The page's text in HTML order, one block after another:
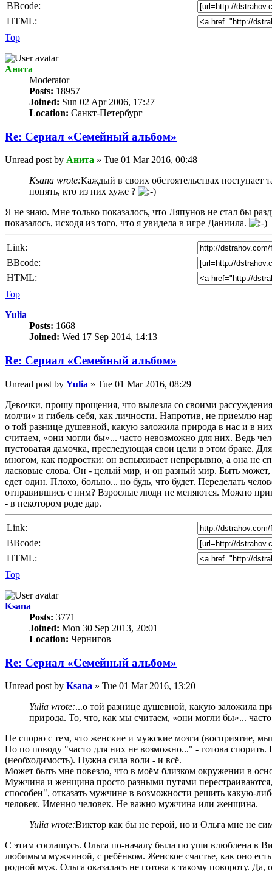
BBcode:
HTML:
Top
Анита
Мoderator
Posts: 18957
Joined: Sun 02 Apr 2006, 17:27
Location: Санкт-Петербург
Re: Сериал «Семейный альбом»
Unread post by Анита » Tue 01 Mar 2016, 00:48
Ksana wrote:Каждый в своих обстоятельствах
понять, кто из них хуже ?
Я не знаю. Мне только показалось, что Ляпунов не стал бы
показалось, исходя из того, что я увидела в игре Даниила.
Link:
BBcode:
HTML:
Top
Yulia
Posts: 1668
Joined: Wed 17 Sep 2014, 14:13
Re: Сериал «Семейный альбом»
Unread post by Yulia » Tue 01 Mar 2016, 08:29
Девочки, прошу прощения, что вылезла со своими
молчи» и гибель себя, как личности. Напротив, не приемлю
о той разнице душевной, какую заложила природа в нас и в
считаем, «они могли бы»... часто невозможно для них. Ведь
пустоватая дамочка, преследующая свои цели в этом браке.
многом, как подростки: он вспыхивает непрерывно, а она не
ласковые слова. Он - целый мир, и он разный мир. Быть
едет один. Плохо, больно... но будь, что будет. Переделать
отправившись с ним? Взрослые люди не меняются. Можно
- в некотором роде дар.
Link:
BBcode:
HTML:
Top
Ksana
Posts: 3771
Joined: Mon 30 Sep 2013, 20:01
Location: Чернигов
Re: Сериал «Семейный альбом»
Unread post by Ksana » Tue 01 Mar 2016, 13:20
Yulia wrote:...о той разнице душевной, какую заложила
природа. То, что, как мы считаем, «они могли бы»...
Не спорю с тем, что женские и мужские мозги (восприятие,
Но по поводу "часто для них не возможно..." - готова
(необходимость). Нужна сила воли - и всё.
Может быть мне повезло, что в моём близком окружении в
Мужчина и женщина просто разными путями
способен", отказать мужчине в возможности решить какую-
человек. Именно человек. Не важно мужчина или женщина.
Yulia wrote:Виктор как бы не герой, но и Ольга мне не
С этим соглашусь. Ольга по-началу была по уши влюблена в
любимым мужчиной, с ребёнком. Женское счастье, как оно
родной муж. Ольга оказалась не готова к такому повороту.